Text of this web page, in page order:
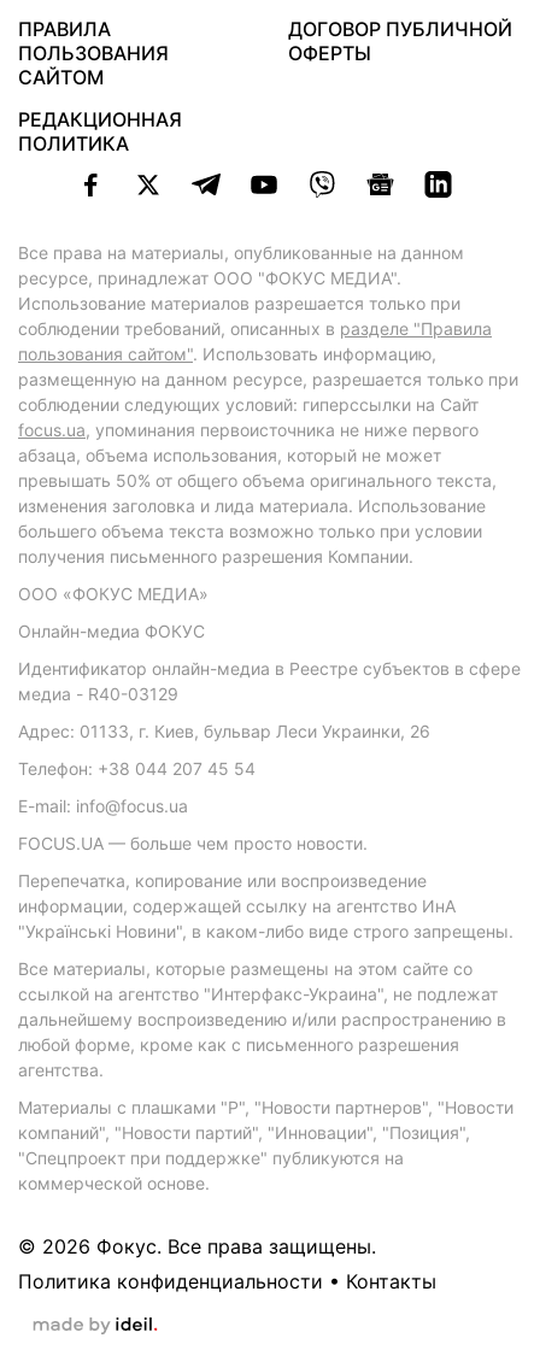
ПРАВИЛА
ПОЛЬЗОВАНИЯ
САЙТОМ
ДОГОВОР ПУБЛИЧНОЙ
ОФЕРТЫ
РЕДАКЦИОННАЯ
ПОЛИТИКА
Все права на материалы, опубликованные на данном
ресурсе, принадлежат ООО "ФОКУС МЕДИА".
Использование материалов разрешается только при
соблюдении требований, описанных в разделе "Правила
пользования сайтом". Использовать информацию,
размещенную на данном ресурсе, разрешается только при
соблюдении следующих условий: гиперссылки на Сайт
focus.ua, упоминания первоисточника не ниже первого
абзаца, объема использования, который не может
превышать 50% от общего объема оригинального текста,
изменения заголовка и лида материала. Использование
большего объема текста возможно только при условии
получения письменного разрешения Компании.
ООО «ФОКУС МЕДИА»
Онлайн-медиа ФОКУС
Идентификатор онлайн-медиа в Реестре субъектов в сфере
медиа - R40-03129
Адрес: 01133, г. Киев, бульвар Леси Украинки, 26
Телефон: +38 044 207 45 54
E-mail: info@focus.ua
FOCUS.UA — больше чем просто новости.
Перепечатка, копирование или воспроизведение
информации, содержащей ссылку на агентство ИнА
"Українські Новини", в каком-либо виде строго запрещены.
Все материалы, которые размещены на этом сайте со
ссылкой на агентство "Интерфакс-Украина", не подлежат
дальнейшему воспроизведению и/или распространению в
любой форме, кроме как с письменного разрешения
агентства.
Материалы с плашками "Р", "Новости партнеров", "Новости
компаний", "Новости партий", "Инновации", "Позиция",
"Спецпроект при поддержке" публикуются на
коммерческой основе.
© 2026 Фокус. Все права защищены.
Политика конфиденциальности • Контакты